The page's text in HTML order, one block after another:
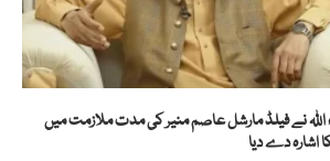
اللہ نے فیلڈ مارشل عاصم منیر کی مدت ملازمت میں
اشارہ دے دیا